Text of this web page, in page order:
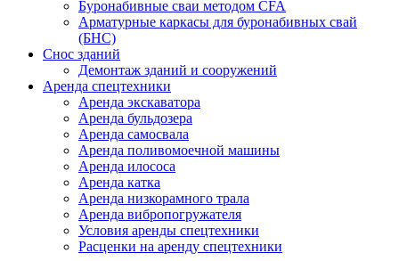
Буронабивные сваи методом CFA
Арматурные каркасы для буронабивных свай
(БНС)
Снос зданий
Демонтаж зданий и сооружений
Аренда спецтехники
Аренда экскаватора
Аренда бульдозера
Аренда самосвала
Аренда поливомоечной машины
Аренда илососа
Аренда катка
Аренда низкорамного трала
Аренда вибропогружателя
Условия аренды спецтехники
Расценки на аренду спецтехники